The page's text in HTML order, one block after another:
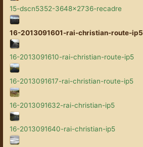
15-dscn5352-3648x2736-recadre
16-2013091601-rai-christian-route-ip5
16-2013091610-rai-christian-route-ip5
16-2013091617-rai-christian-route-ip5
16-2013091632-rai-christian-ip5
16-2013091640-rai-christian-ip5